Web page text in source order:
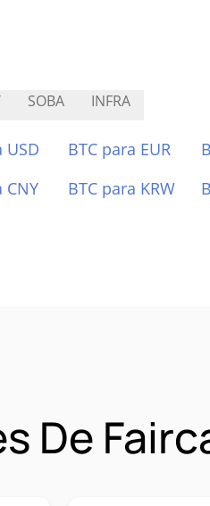
SOBA INFRA
USD BTC para EUR
CNY BTC para KRW
De